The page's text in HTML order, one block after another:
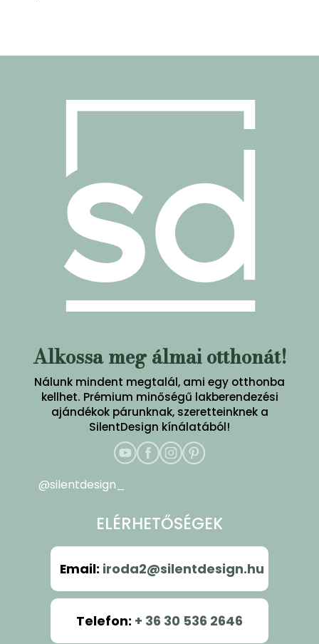
Alkossa meg álmai otthonát!
Nálunk mindent megtalál, ami egy otthonba
kellhet. Prémium minőségű lakberendezési
ajándékok párunknak, szeretteinknek a
SilentDesign kínálatából!
@silentdesign_
ELÉRHETŐSÉGEK
Email: iroda2@silentdesign.hu
Telefon: + 36 30 536 2646